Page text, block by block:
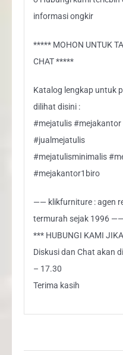
informasi ongkir
***** MOHON UNTUK
CHAT *****
Katalog lengkap untuk
dilihat disini :
#mejatulis
#jualmejatulis
#mejatulisminimalis
#mejakantor1biro
—— klikfurniture : agen
termurah sejak 1996 ——
*** HUBUNGI KAMI
Diskusi dan Chat akan
– 17.30
Terima kasih